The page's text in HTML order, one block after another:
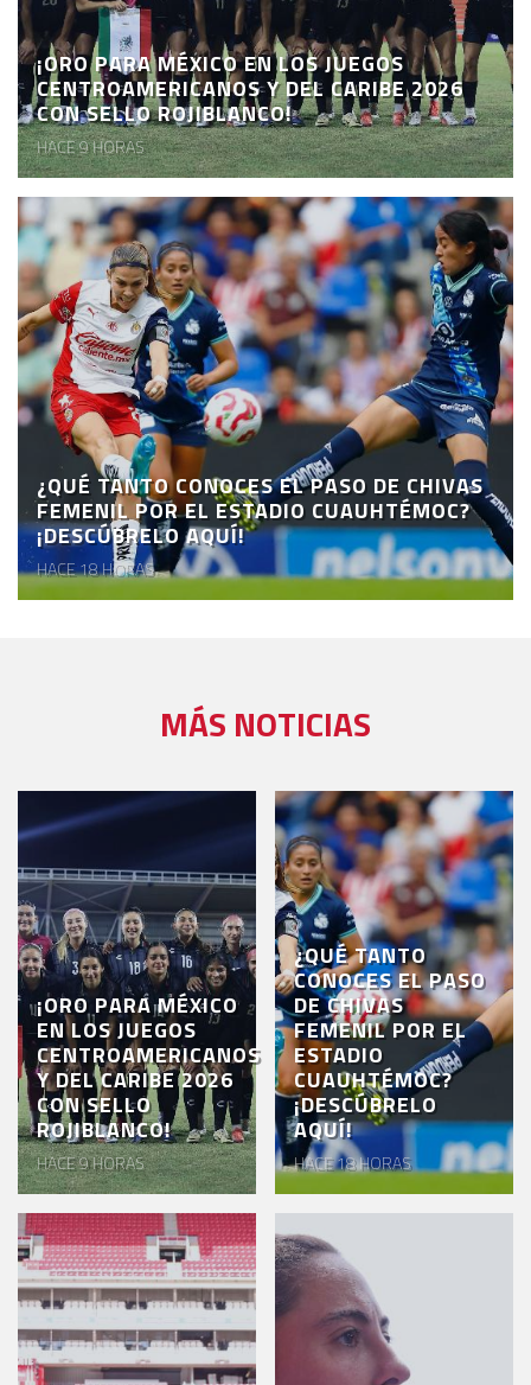
¡ORO PARA MÉXICO EN LOS JUEGOS
CENTROAMERICANOS Y DEL CARIBE 2026
CON SELLO ROJIBLANCO!
HACE 9 HORAS
¿QUÉ TANTO CONOCES EL PASO DE CHIVAS
FEMENIL POR EL ESTADIO CUAUHTÉMOC?
¡DESCÚBRELO AQUÍ!
HACE 18 HORAS
MÁS NOTICIAS
¡ORO PARA MÉXICO
EN LOS JUEGOS
CENTROAMERICANOS
Y DEL CARIBE 2026
CON SELLO
ROJIBLANCO!
HACE 9 HORAS
¿QUÉ TANTO
CONOCES EL PASO
DE CHIVAS
FEMENIL POR EL
ESTADIO
CUAUHTÉMOC?
¡DESCÚBRELO
AQUÍ!
HACE 18 HORAS